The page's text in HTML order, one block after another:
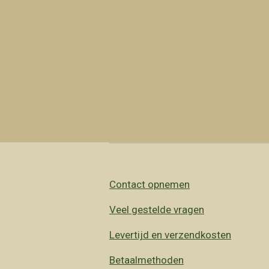
Contact opnemen
Veel gestelde vragen
Levertijd en verzendkosten
Betaalmethoden